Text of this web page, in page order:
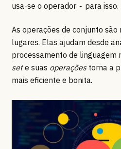
usa-se o operador - para isso.
As operações de conjunto
lugares. Elas ajudam desde
processamento de linguagem
sete suas operaçõestorna a
mais eficiente e bonita.